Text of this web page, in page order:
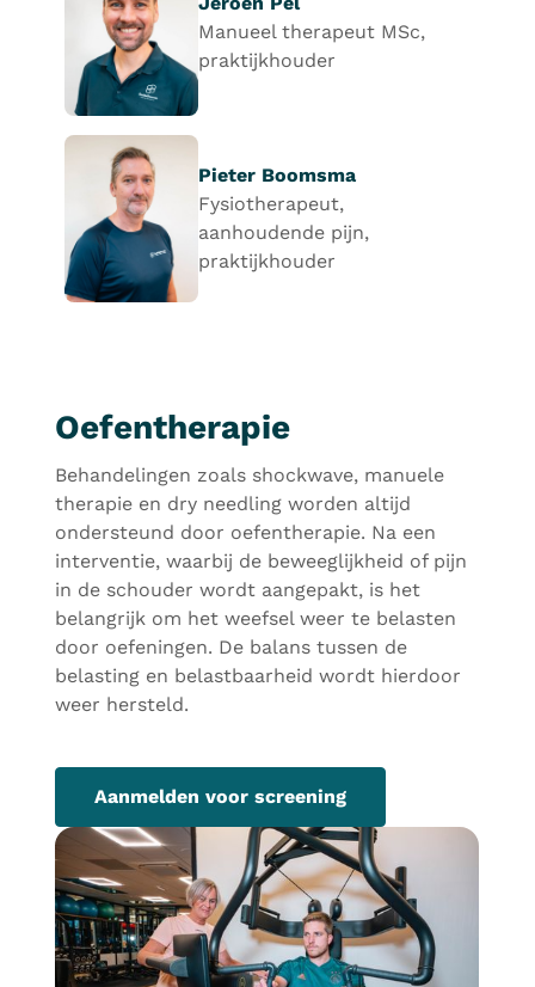
Manueel therapeut MSc,
praktijkhouder
Pieter Boomsma
Fysiotherapeut,
aanhoudende pijn,
praktijkhouder
Oefentherapie
Behandelingen zoals shockwave, manuele
therapie en dry needling worden altijd
ondersteund door oefentherapie. Na een
interventie, waarbij de beweeglijkheid of pijn
in de schouder wordt aangepakt, is het
belangrijk om het weefsel weer te belasten
door oefeningen. De balans tussen de
belasting en belastbaarheid wordt hierdoor
weer hersteld.
Aanmelden voor screening